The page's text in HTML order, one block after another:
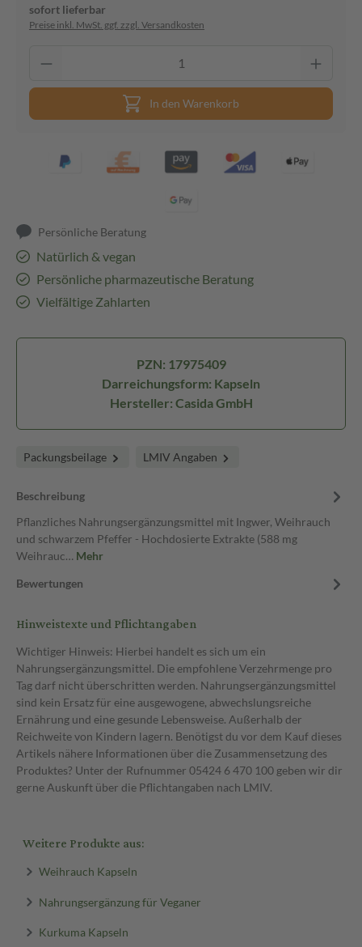
sofort lieferbar
Preise inkl. MwSt. ggf. zzgl. Versandkosten
In den Warenkorb
Persönliche Beratung
Natürlich & vegan
Persönliche pharmazeutische Beratung
Vielfältige Zahlarten
PZN: 17975409
Darreichungsform: Kapseln
Hersteller: Casida GmbH
Packungsbeilage LMIV Angaben
Beschreibung
Pflanzliches Nahrungsergänzungsmittel mit Ingwer, Weihrauch
und schwarzem Pfeffer - Hochdosierte Extrakte (588 mg
Weihrauc… Mehr
Bewertungen
Hinweistexte und Pflichtangaben
Wichtiger Hinweis: Hierbei handelt es sich um ein
Nahrungsergänzungsmittel. Die empfohlene Verzehrmenge pro
Tag darf nicht überschritten werden. Nahrungsergänzungsmittel
sind kein Ersatz für eine ausgewogene, abwechslungsreiche
Ernährung und eine gesunde Lebensweise. Außerhalb der
Reichweite von Kindern lagern. Benötigst du vor dem Kauf dieses
Artikels nähere Informationen über die Zusammensetzung des
Produktes? Unter der Rufnummer 05424 6 470 100 geben wir dir
gerne Auskunft über die Pflichtangaben nach LMIV.
Weitere Produkte aus:
Weihrauch Kapseln
Nahrungsergänzung für Veganer
Kurkuma Kapseln